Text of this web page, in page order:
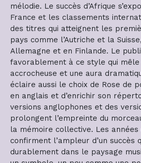
mélodie. Le succès d’Afrique
France et les classements
des titres qui atteignent les
pays comme l’Autriche et la
Allemagne et en Finlande. Le
favorablement à ce style qui
accrocheuse et une aura
éclaire aussi le choix de Rose de
en anglais et d’enrichir son
versions anglophones et des
prolongent l’empreinte du
la mémoire collective. Les années
confirment l’ampleur d’un succès
durablement dans le paysage